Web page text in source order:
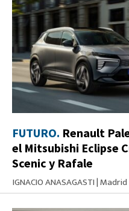
FUTURO. Renault
el Mitsubishi Eclipse
Scenic y Rafale
IGNACIO ANASAGASTI|Madrid